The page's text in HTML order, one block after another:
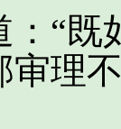
既
理